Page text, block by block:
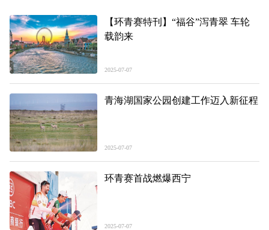
【环青赛特刊】“福谷”泻青翠 车轮
载韵来
2025-07-07
青海湖国家公园创建工作迈入新征程
2025-07-07
环青赛首战燃爆西宁
2025-07-07